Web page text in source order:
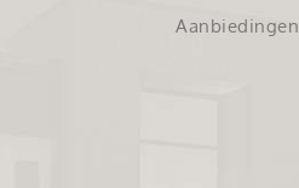
Aanbiedingen